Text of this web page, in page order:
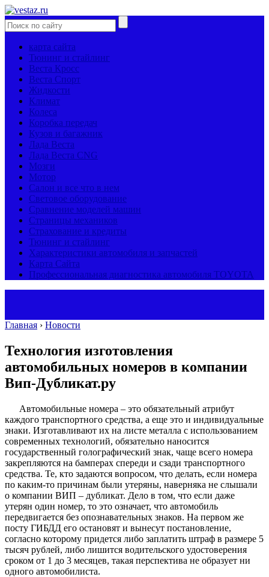
карта сайта
Тюнинг и стайлинг
Веста Кросс
Веста Спорт
Жидкости
Климат
Колеса
Коробка передач
Кузов и багажник
Лада Веста
Лада Веста CNG
Мозги
Мотор
Салон и все что в нем
Световое оборудование
Сравнение моделей машин
Страницы механиков
Страхование и кредиты
Тюнинг и стайлинг
Характеристики автомобиля и запчастей
Карта Сайта
Профессиональная диагностика автомобиля TOYOTA
Главная › Новости
Технология изготовления
автомобильных номеров в компании
Вип-Дубликат.ру
Автомобильные номера – это обязательный атрибут
каждого транспортного средства, а еще это и индивидуальные
знаки. Изготавливают их на листе металла с использованием
современных технологий, обязательно наносится
государственный голографический знак, чаще всего номера
закрепляются на бамперах спереди и сзади транспортного
средства. Те, кто задаются вопросом, что делать, если номера
по каким-то причинам были утеряны, наверняка не слышали
о компании ВИП – дубликат. Дело в том, что если даже
утерян один номер, то это означает, что автомобиль
передвигается без опознавательных знаков. На первом же
посту ГИБДД его остановят и вынесут постановление,
согласно которому придется либо заплатить штраф в размере 5
тысяч рублей, либо лишится водительского удостоверения
сроком от 1 до 3 месяцев, такая перспектива не образует ни
одного автомобилиста.